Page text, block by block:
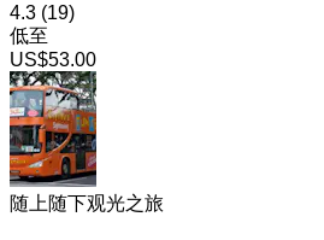
4.3 (19)
低至
US$53.00
随上随下观光之旅